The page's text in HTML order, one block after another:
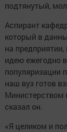
подтянутый,
Аспирант
который в
на
идею ежегодно
популяризации
наш вуз готов
Министерством
сказал он.
«Я целиком и